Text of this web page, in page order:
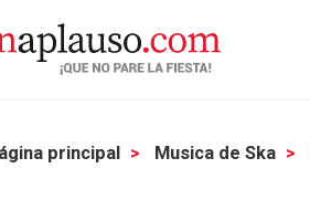
principal Musica de Ska